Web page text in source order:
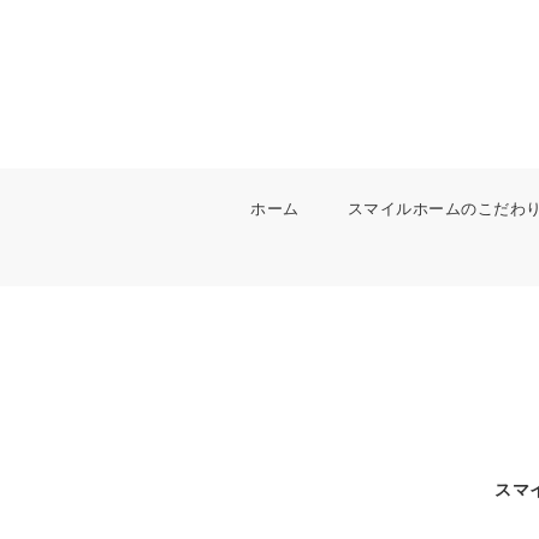
ホーム スマイルホームのこだわり
スマ